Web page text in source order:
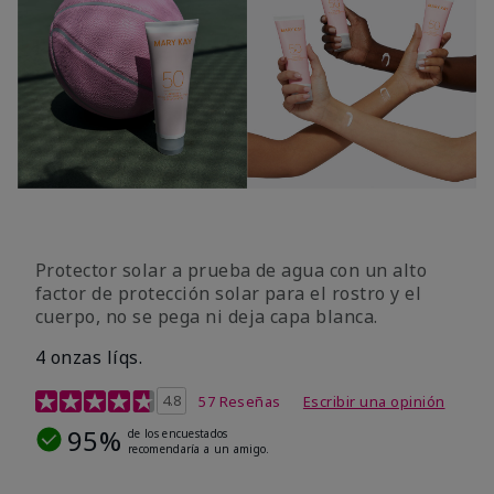
Protector solar a prueba de agua con un alto
factor de protección solar para el rostro y el
cuerpo, no se pega ni deja capa blanca.
4 onzas líqs.
Calificación de clientes de 4,2 de 5
4.8 57 Reseñas Escribir una opinión
95% de los encuestados
recomendaría a un amigo.